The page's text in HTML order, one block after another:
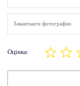
Завантажте фотографію
Оцінка: